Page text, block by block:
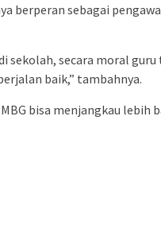
berperan sebagai
sekolah, secara moral
baik,” tambahnya.
bisa menjangkau lebih